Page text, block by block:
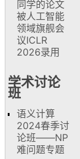
同学的论文
被人工智能
领域旗舰会
议ICLR
2026录用
学术讨论
班
语义计算
2024春季讨
论班——NP
难问题专题